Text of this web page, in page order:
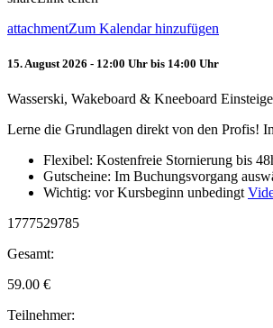
attachmentZum Kalendar hinzufügen
15. August 2026 - 12:00 Uhr bis 14:00 Uhr
Wasserski, Wakeboard & Kneeboard
Lerne die Grundlagen direkt von den Profis!
Flexibel: Kostenfreie Stornierung bis
Gutscheine: Im Buchungsvorgang
Wichtig: vor Kursbeginn unbedingt
1777529785
Gesamt:
59.00 €
Teilnehmer: